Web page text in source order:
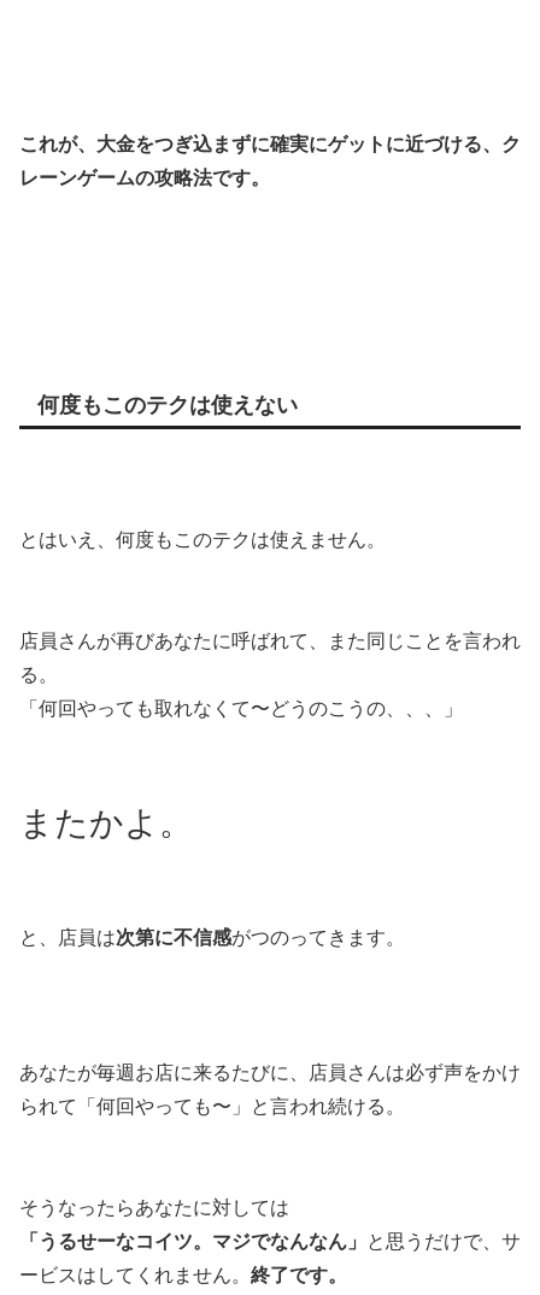
これが、大金をつぎ込まずに確実にゲットに近づける、ク
レーンゲームの攻略法です。
何度もこのテクは使えない
とはいえ、何度もこのテクは使えません。
店員さんが再びあなたに呼ばれて、また同じことを言われ
る。
「何回やっても取れなくて〜どうのこうの、、、」
またかよ。
と、店員は次第に不信感がつのってきます。
あなたが毎週お店に来るたびに、店員さんは必ず声をかけ
られて「何回やっても〜」と言われ続ける。
そうなったらあなたに対しては
「うるせーなコイツ。マジでなんなん」
と思うだけで、サ
ービスはしてくれません。 終了です。